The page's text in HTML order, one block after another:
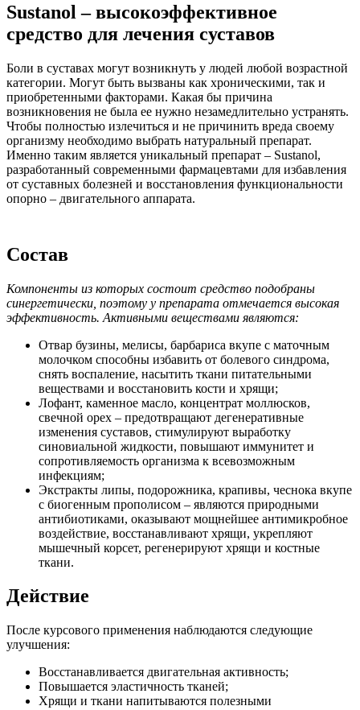
Sustanol – высокоэффективное
средство для лечения суставов
Боли в суставах могут возникнуть у людей любой возрастной
категории. Могут быть вызваны как хроническими, так и
приобретенными факторами. Какая бы причина
возникновения не была ее нужно незамедлительно устранять.
Чтобы полностью излечиться и не причинить вреда своему
организму необходимо выбрать натуральный препарат.
Именно таким является уникальный препарат – Sustanol,
разработанный современными фармацевтами для избавления
от суставных болезней и восстановления функциональности
опорно – двигательного аппарата.
Состав
Компоненты из которых состоит средство подобраны
синергетически, поэтому у препарата отмечается высокая
эффективность. Активными веществами являются:
Отвар бузины, мелисы, барбариса вкупе с маточным
молочком способны избавить от болевого синдрома,
снять воспаление, насытить ткани питательными
веществами и восстановить кости и хрящи;
Лофант, каменное масло, концентрат моллюсков,
свечной орех – предотвращают дегенеративные
изменения суставов, стимулируют выработку
синовиальной жидкости, повышают иммунитет и
сопротивляемость организма к всевозможным
инфекциям;
Экстракты липы, подорожника, крапивы, чеснока вкупе
с биогенным прополисом – являются природными
антибиотиками, оказывают мощнейшее антимикробное
воздействие, восстанавливают хрящи, укрепляют
мышечный корсет, регенерируют хрящи и костные
ткани.
Действие
После курсового применения наблюдаются следующие
улучшения:
Восстанавливается двигательная активность;
Повышается эластичность тканей;
Хрящи и ткани напитываются полезными